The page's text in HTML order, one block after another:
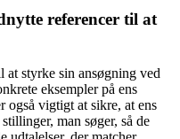
referencer til at
at styrke sin ansøgning ved
eksempler på ens
også vigtigt at sikre, at ens
man søger, så de